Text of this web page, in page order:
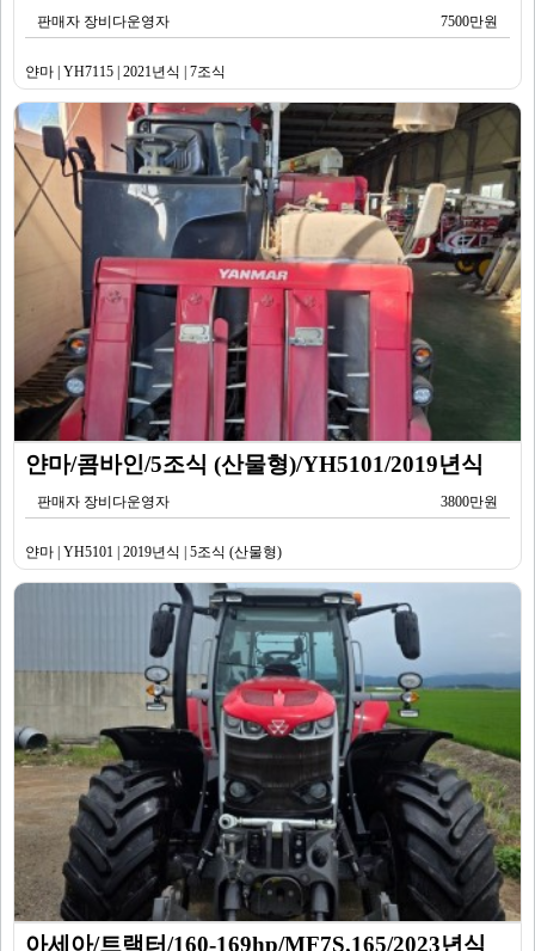
판매자 장비다운영자 7500만원
얀마 | YH7115 | 2021년식 | 7조식
얀마/콤바인/5조식 (산물형)/YH5101/2019년식
판매자 장비다운영자 3800만원
얀마 | YH5101 | 2019년식 | 5조식 (산물형)
아세아/트랙터/160-169hp/MF7S.165/2023년식